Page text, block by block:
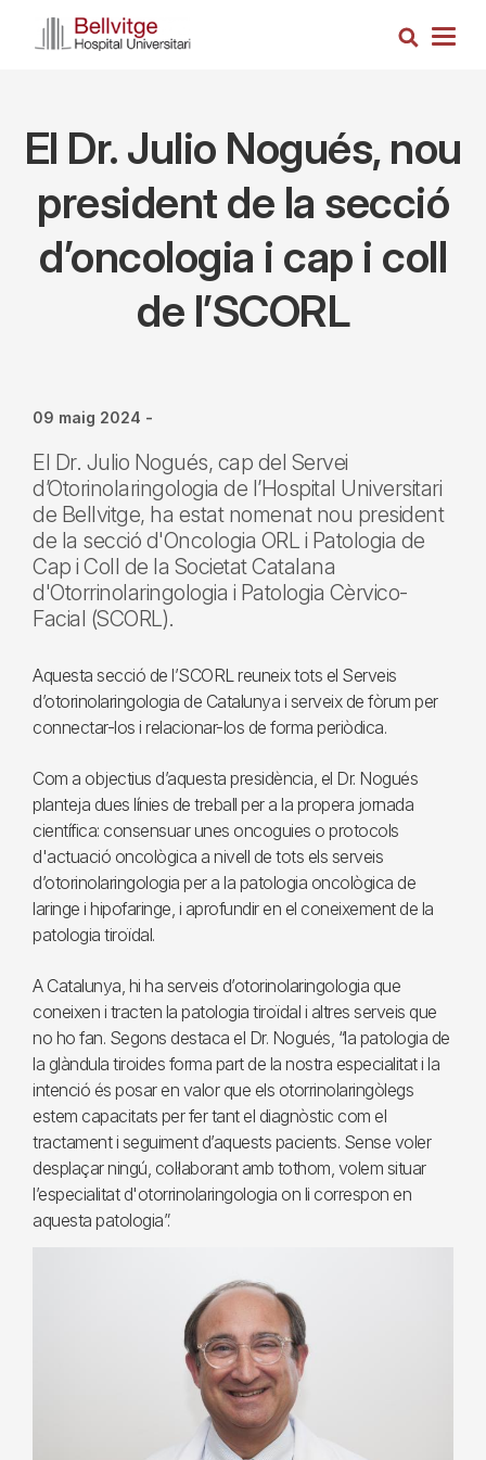
Cerca
El Dr. Julio Nogués, nou
president de la secció
d’oncologia i cap i coll
de l’SCORL
09 maig 2024 -
El Dr. Julio Nogués, cap del Servei
d’Otorinolaringologia de l’Hospital Universitari
de Bellvitge, ha estat nomenat nou president
de la secció d'Oncologia ORL i Patologia de
Cap i Coll de la Societat Catalana
d'Otorrinolaringologia i Patologia Cèrvico-
Facial (SCORL).
Aquesta secció de l’SCORL reuneix tots el Serveis
d’otorinolaringologia de Catalunya i serveix de fòrum per
connectar-los i relacionar-los de forma periòdica.
Com a objectius d’aquesta presidència, el Dr. Nogués
planteja dues línies de treball per a la propera jornada
científica: consensuar unes oncoguies o protocols
d'actuació oncològica a nivell de tots els serveis
d’otorinolaringologia per a la patologia oncològica de
laringe i hipofaringe, i aprofundir en el coneixement de la
patologia tiroïdal.
A Catalunya, hi ha serveis d’otorinolaringologia que
coneixen i tracten la patologia tiroïdal i altres serveis que
no ho fan. Segons destaca el Dr. Nogués, “la patologia de
la glàndula tiroides forma part de la nostra especialitat i la
intenció és posar en valor que els otorrinolaringòlegs
estem capacitats per fer tant el diagnòstic com el
tractament i seguiment d’aquests pacients. Sense voler
desplaçar ningú, col·laborant amb tothom, volem situar
l’especialitat d'otorrinolaringologia on li correspon en
aquesta patologia”.